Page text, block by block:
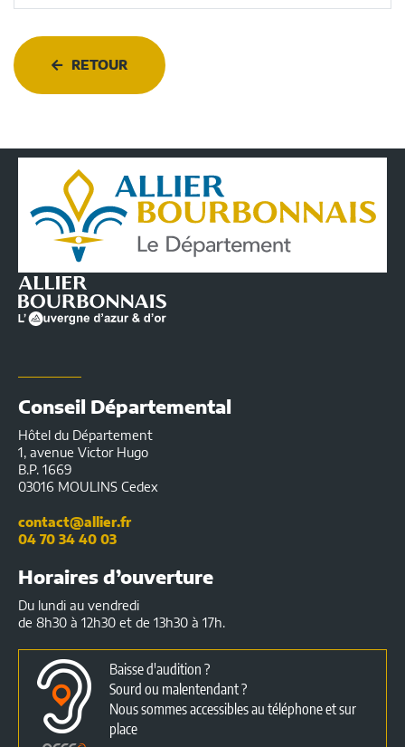
RETOUR
Conseil
Départemental
de
l'Allier
Infos
Conseil Départemental
Hôtel du Département
1, avenue Victor Hugo
B.P. 1669
03016 MOULINS Cedex
contact@allier.fr
04 70 34 40 03
Horaires d’ouverture
Du lundi au vendredi
de 8h30 à 12h30 et de 13h30 à 17h.
Baisse d'audition ?
Sourd ou malentendant ?
Nous sommes accessibles au téléphone et sur
place